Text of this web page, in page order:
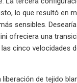
lo que resultó en
sensibles.
ofreciera una
cinco velocidades
de tejido